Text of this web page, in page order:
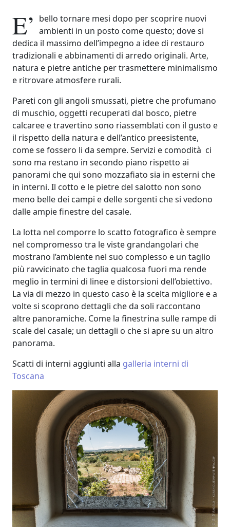
E’ bello tornare mesi dopo per scoprire nuovi
ambienti in un posto come questo; dove si
dedica il massimo dell’impegno a idee di restauro
tradizionali e abbinamenti di arredo originali. Arte,
natura e pietre antiche per trasmettere minimalismo
e ritrovare atmosfere rurali.
Pareti con gli angoli smussati, pietre che profumano
di muschio, oggetti recuperati dal bosco, pietre
calcaree e travertino sono riassemblati con il gusto e
il rispetto della natura e dell’antico preesistente,
come se fossero li da sempre. Servizi e comodità ci
sono ma restano in secondo piano rispetto ai
panorami che qui sono mozzafiato sia in esterni che
in interni. Il cotto e le pietre del salotto non sono
meno belle dei campi e delle sorgenti che si vedono
dalle ampie finestre del casale.
La lotta nel comporre lo scatto fotografico è sempre
nel compromesso tra le viste grandangolari che
mostrano l’ambiente nel suo complesso e un taglio
più ravvicinato che taglia qualcosa fuori ma rende
meglio in termini di linee e distorsioni dell’obiettivo.
La via di mezzo in questo caso è la scelta migliore e a
volte si scoprono dettagli che da soli raccontano
altre panoramiche. Come la finestrina sulle rampe di
scale del casale; un dettagli o che si apre su un altro
panorama.
Scatti di interni aggiunti alla galleria interni di
Toscana